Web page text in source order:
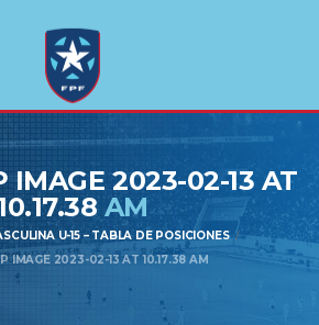
IMAGE 2023-02-13 AT
AM
U-15 – TABLA DE POSICIONES
IMAGE 2023-02-13 AT 10.17.38 AM